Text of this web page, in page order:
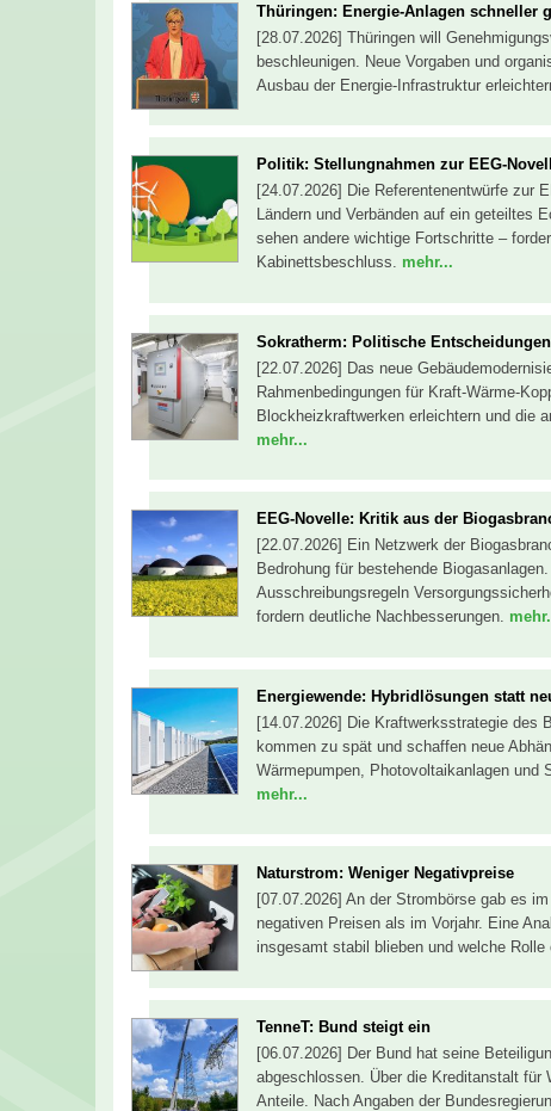
Thüringen: Energie-Anlagen schneller
[28.07.2026] Thüringen will
beschleunigen. Neue Vorgaben und
Ausbau der Energie-Infrastruktur
Politik: Stellungnahmen zur EEG-
[24.07.2026] Die Referentenentwürfe zur
Ländern und Verbänden auf ein geteiltes
sehen andere wichtige Fortschritte –
Kabinettsbeschluss. mehr...
Sokratherm: Politische
[22.07.2026] Das neue
Rahmenbedingungen für Kraft-Wärme-
Blockheizkraftwerken erleichtern und die
mehr...
EEG-Novelle: Kritik aus der
[22.07.2026] Ein Netzwerk der
Bedrohung für bestehende
Ausschreibungsregeln
fordern deutliche Nachbesserungen.
Energiewende: Hybridlösungen statt
[14.07.2026] Die Kraftwerksstrategie des
kommen zu spät und schaffen neue
Wärmepumpen, Photovoltaikanlagen und
mehr...
Naturstrom: Weniger Negativpreise
[07.07.2026] An der Strombörse gab es
negativen Preisen als im Vorjahr. Eine
insgesamt stabil blieben und welche
TenneT: Bund steigt ein
[06.07.2026] Der Bund hat seine
abgeschlossen. Über die Kreditanstalt für
Anteile. Nach Angaben der